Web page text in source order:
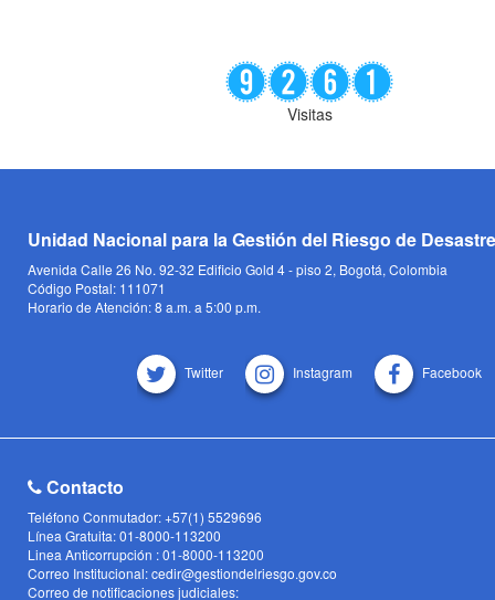
Visitas
Unidad Nacional para la Gestión del Riesgo de
Avenida Calle 26 No. 92-32 Edificio Gold 4 - piso 2, Bogotá, Colombia
Código Postal: 111071
Horario de Atención: 8 a.m. a 5:00 p.m.
Twitter Instagram Facebook
Contacto
Teléfono Conmutador: +57(1) 5529696
Línea Gratuita: 01-8000-113200
Linea Anticorrupción : 01-8000-113200
Correo Institucional: cedir@gestiondelriesgo.gov.co
Correo de notificaciones judiciales: